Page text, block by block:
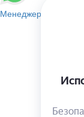
Менеджер